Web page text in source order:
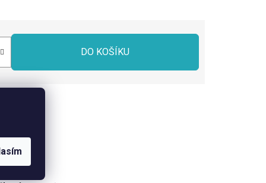
DO KOŠÍKU